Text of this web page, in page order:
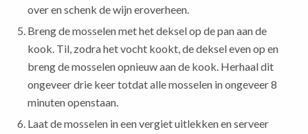
over en schenk de wijn eroverheen.
Breng de mosselen met het deksel op de pan aan de
kook. Til, zodra het vocht kookt, de deksel even op en
breng de mosselen opnieuw aan de kook. Herhaal dit
ongeveer drie keer totdat alle mosselen in ongeveer 8
minuten openstaan.
Laat de mosselen in een vergiet uitlekken en serveer